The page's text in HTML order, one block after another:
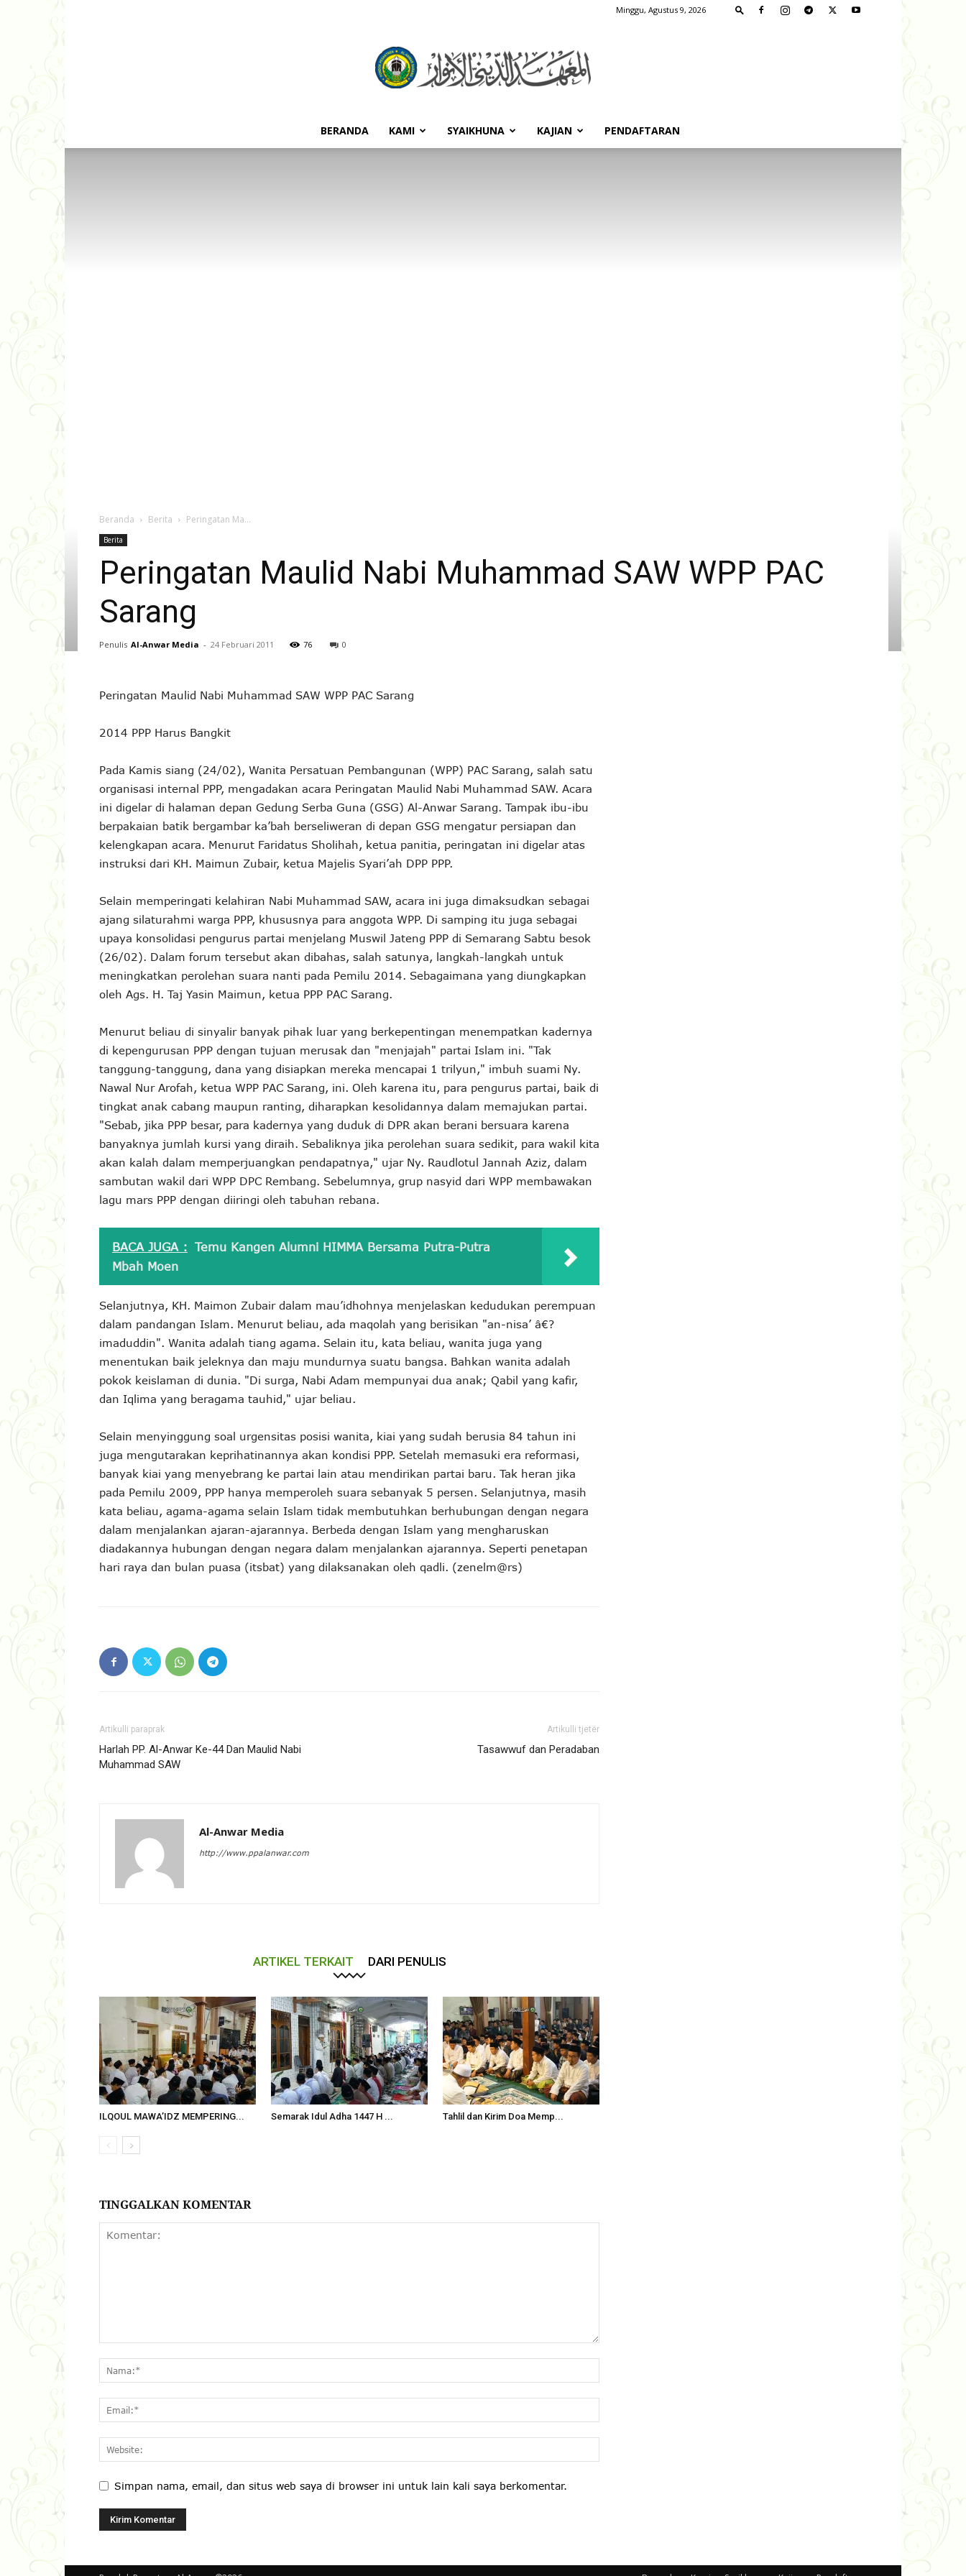
Minggu, Agustus 9, 2026
Pondok
BERANDA KAMI SYAIKHUNA KAJIAN PENDAFTARAN
Beranda Berita Peringatan Ma...
Berita
Peringatan Maulid Nabi Muhammad SAW WPP PAC
Sarang
Penulis Al-Anwar Media - 24 Februari 2011 76 0
Peringatan Maulid Nabi Muhammad SAW WPP PAC Sarang
2014 PPP Harus Bangkit
Pada Kamis siang (24/02), Wanita Persatuan Pembangunan (WPP) PAC Sarang, salah satu
organisasi internal PPP, mengadakan acara Peringatan Maulid Nabi Muhammad SAW. Acara
ini digelar di halaman depan Gedung Serba Guna (GSG) Al-Anwar Sarang. Tampak ibu-ibu
berpakaian batik bergambar ka’bah berseliweran di depan GSG mengatur persiapan dan
kelengkapan acara. Menurut Faridatus Sholihah, ketua panitia, peringatan ini digelar atas
instruksi dari KH. Maimun Zubair, ketua Majelis Syari’ah DPP PPP.
Selain memperingati kelahiran Nabi Muhammad SAW, acara ini juga dimaksudkan sebagai
ajang silaturahmi warga PPP, khususnya para anggota WPP. Di samping itu juga sebagai
upaya konsolidasi pengurus partai menjelang Muswil Jateng PPP di Semarang Sabtu besok
(26/02). Dalam forum tersebut akan dibahas, salah satunya, langkah-langkah untuk
meningkatkan perolehan suara nanti pada Pemilu 2014. Sebagaimana yang diungkapkan
oleh Ags. H. Taj Yasin Maimun, ketua PPP PAC Sarang.
Menurut beliau di sinyalir banyak pihak luar yang berkepentingan menempatkan kadernya
di kepengurusan PPP dengan tujuan merusak dan "menjajah" partai Islam ini. "Tak
tanggung-tanggung, dana yang disiapkan mereka mencapai 1 trilyun," imbuh suami Ny.
Nawal Nur Arofah, ketua WPP PAC Sarang, ini. Oleh karena itu, para pengurus partai, baik di
tingkat anak cabang maupun ranting, diharapkan kesolidannya dalam memajukan partai.
"Sebab, jika PPP besar, para kadernya yang duduk di DPR akan berani bersuara karena
banyaknya jumlah kursi yang diraih. Sebaliknya jika perolehan suara sedikit, para wakil kita
akan kalah dalam memperjuangkan pendapatnya," ujar Ny. Raudlotul Jannah Aziz, dalam
sambutan wakil dari WPP DPC Rembang. Sebelumnya, grup nasyid dari WPP membawakan
lagu mars PPP dengan diiringi oleh tabuhan rebana.
BACA JUGA : Temu Kangen Alumni HIMMA Bersama Putra-Putra
Mbah Moen
Selanjutnya, KH. Maimon Zubair dalam mau’idhohnya menjelaskan kedudukan perempuan
dalam pandangan Islam. Menurut beliau, ada maqolah yang berisikan "an-nisa’ â€?
imaduddin". Wanita adalah tiang agama. Selain itu, kata beliau, wanita juga yang
menentukan baik jeleknya dan maju mundurnya suatu bangsa. Bahkan wanita adalah
pokok keislaman di dunia. "Di surga, Nabi Adam mempunyai dua anak; Qabil yang kafir,
dan Iqlima yang beragama tauhid," ujar beliau.
Selain menyinggung soal urgensitas posisi wanita, kiai yang sudah berusia 84 tahun ini
juga mengutarakan keprihatinannya akan kondisi PPP. Setelah memasuki era reformasi,
banyak kiai yang menyebrang ke partai lain atau mendirikan partai baru. Tak heran jika
pada Pemilu 2009, PPP hanya memperoleh suara sebanyak 5 persen. Selanjutnya, masih
kata beliau, agama-agama selain Islam tidak membutuhkan berhubungan dengan negara
dalam menjalankan ajaran-ajarannya. Berbeda dengan Islam yang mengharuskan
diadakannya hubungan dengan negara dalam menjalankan ajarannya. Seperti penetapan
hari raya dan bulan puasa (itsbat) yang dilaksanakan oleh qadli. (zenelm@rs)
Artikulli paraprak
Harlah PP. Al-Anwar Ke-44 Dan Maulid Nabi
Muhammad SAW
Artikulli tjetër
Tasawwuf dan Peradaban
Al-Anwar Media
http://www.ppalanwar.com
ARTIKEL TERKAIT DARI PENULIS
ILQOUL MAWA’IDZ MEMPERING... Semarak Idul Adha 1447 H ... Tahlil dan Kirim Doa Memp...
TINGGALKAN KOMENTAR
Simpan nama, email, dan situs web saya di browser ini untuk lain kali saya berkomentar.